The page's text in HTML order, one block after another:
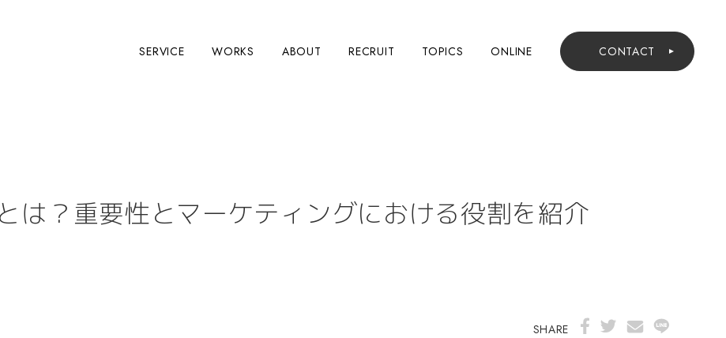
SERVICE WORKS ABOUT RECRUIT TOPICS ONLINE CONTACT
は？重要性とマーケティングにおける役割を紹介
SHARE